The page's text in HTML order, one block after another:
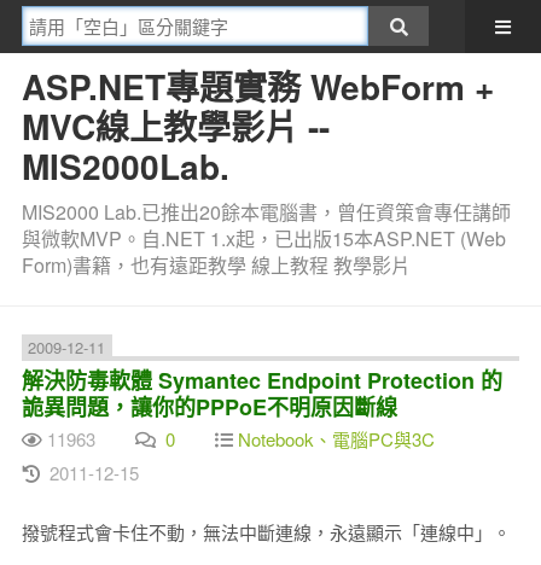
ASP.NET專題實務 WebForm +
MVC線上教學影片 --
MIS2000Lab.
MIS2000 Lab.已推出20餘本電腦書，曾任資策會專任講師
與微軟MVP。自.NET 1.x起，已出版15本ASP.NET (Web
Form)書籍，也有遠距教學 線上教程 教學影片
2009-12-11
解決防毒軟體 Symantec Endpoint Protection 的
詭異問題，讓你的PPPoE不明原因斷線
11963 0
Notebook、電腦PC與3C
2011-12-15
撥號程式會卡住不動，無法中斷連線，永遠顯示「連線中」。